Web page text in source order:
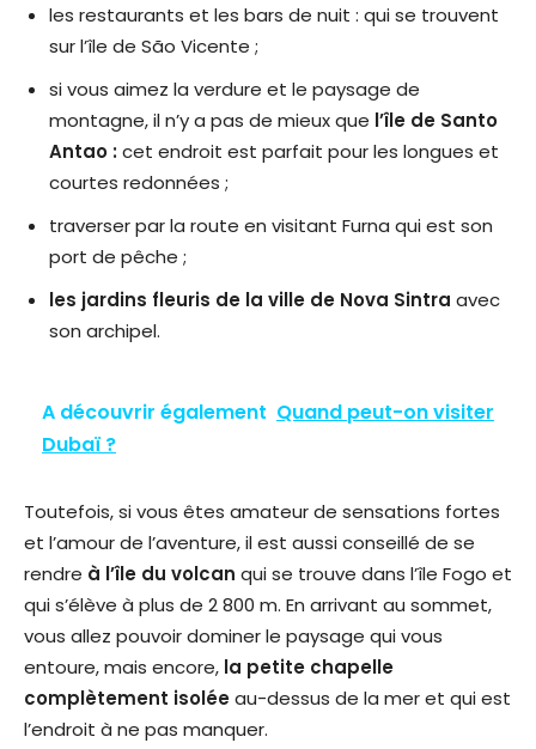
les restaurants et les bars de nuit : qui se trouvent
sur l’île de São Vicente ;
si vous aimez la verdure et le paysage de
montagne, il n’y a pas de mieux que l’île de Santo
Antao :cet endroit est parfait pour les longues et
courtes redonnées ;
traverser par la route en visitant Furna qui est son
port de pêche ;
les jardins fleuris de la ville de Nova Sintra avec
son archipel.
A découvrir également Quand peut-on visiter
Dubaï ?
Toutefois, si vous êtes amateur de sensations fortes
et l’amour de l’aventure, il est aussi conseillé de se
rendre à l’île du volcan qui se trouve dans l’île Fogo et
qui s’élève à plus de 2 800 m. En arrivant au sommet,
vous allez pouvoir dominer le paysage qui vous
entoure, mais encore, la petite chapelle
complètement isoléeau-dessus de la mer et qui est
l’endroit à ne pas manquer.